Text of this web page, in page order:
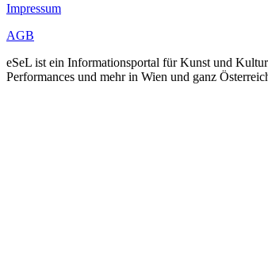
Impressum
AGB
eSeL ist ein Informationsportal für Kunst und
Performances und mehr in Wien und ganz